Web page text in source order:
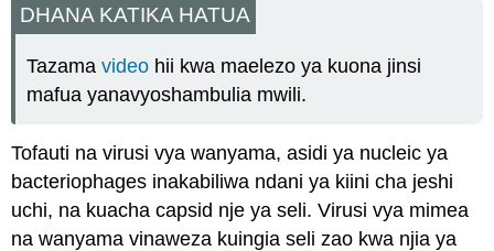
DHANA KATIKA HATUA
Tazamavideo hii kwa maelezo ya kuona jinsi
mafua yanavyoshambulia mwili.
Tofauti na virusi vya wanyama, asidi ya nucleic ya
bacteriophages inakabiliwa ndani ya kiini cha jeshi
uchi, na kuacha capsid nje ya seli. Virusi vya mimea
na wanyama vinaweza kuingia seli zao kwa njia ya